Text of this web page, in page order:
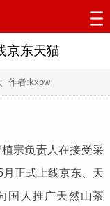
京东天猫
作者:kxpw
宗负责人在接受采
正式上线京东、天
国人推广天然山茶